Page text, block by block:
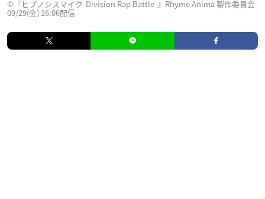
©『ヒプノシスマイク-Division Rap Battle-』Rhyme Anima 製作委員会
09/29(金) 16:06配信